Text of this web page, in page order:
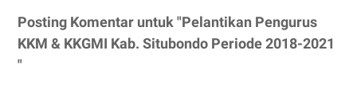
Posting Komentar untuk "Pelantikan Pengurus
KKM & KKGMI Kab. Situbondo Periode 2018-2021
"